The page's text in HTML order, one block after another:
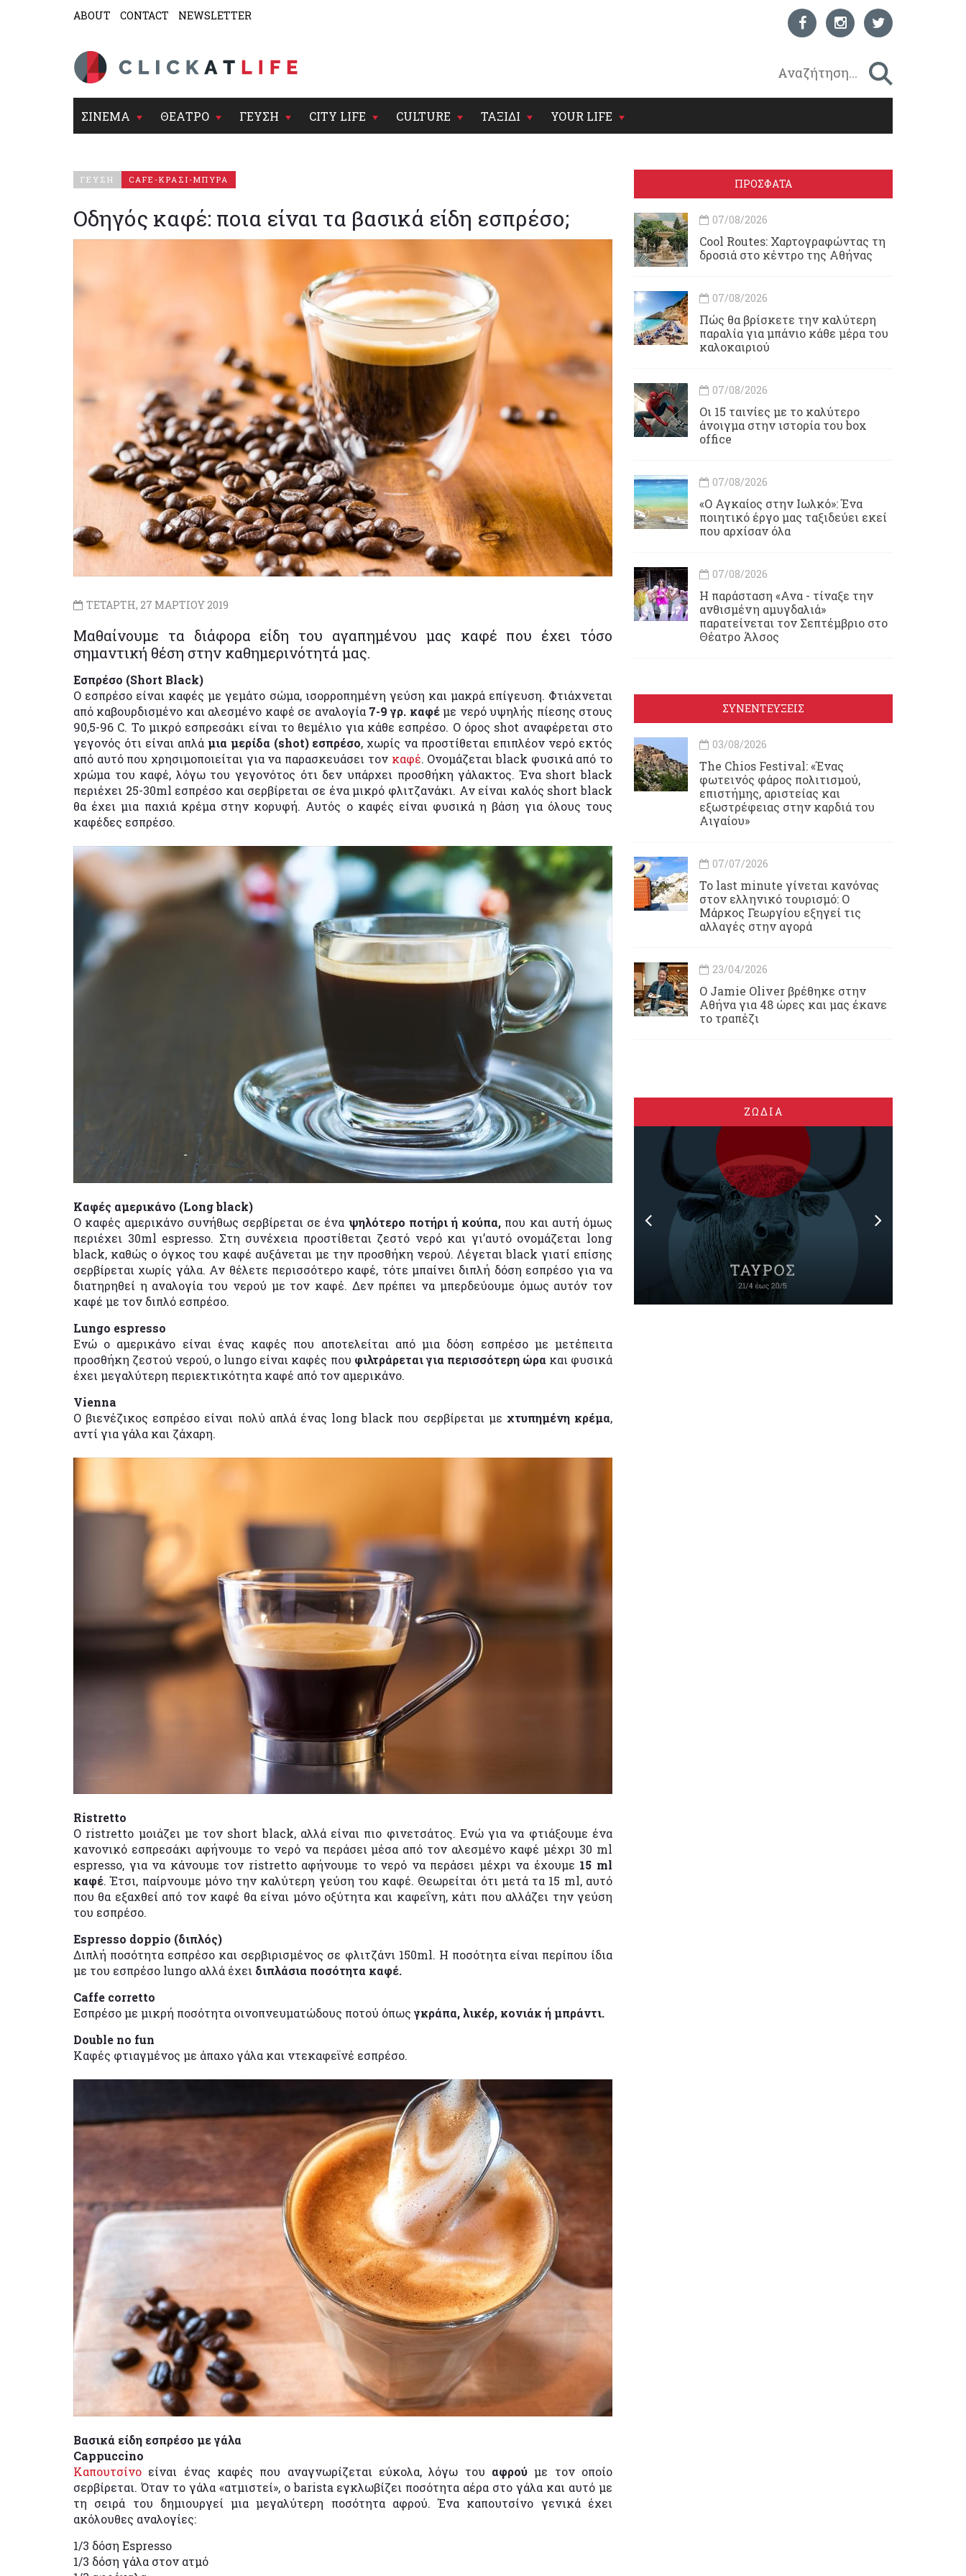
ABOUT CONTACT NEWSLETTER
ΣΙΝΕΜΑ ΘΕΑΤΡΟ ΓΕΥΣΗ CITY LIFE CULTURE ΤΑΞΙΔΙ YOUR LIFE
ΓΕΥΣΗ CAFE-ΚΡΑΣΙ-ΜΠΥΡΑ
Οδηγός καφέ: ποια είναι τα βασικά είδη εσπρέσο;
ΤΕΤΑΡΤΗ, 27 ΜΑΡΤΙΟΥ 2019
Μαθαίνουμε τα διάφορα είδη του αγαπημένου μας καφέ που έχει τόσο
σημαντική θέση στην καθημερινότητά μας.
Εσπρέσο (Short Black)
Ο εσπρέσο είναι καφές με γεμάτο σώμα, ισορροπημένη γεύση και μακρά επίγευση. Φτιάχνεται
από καβουρδισμένο και αλεσμένο καφέ σε αναλογία 7-9 γρ. καφέμε νερό υψηλής πίεσης στους
90,5-96 C. Το μικρό εσπρεσάκι είναι το θεμέλιο για κάθε εσπρέσο. Ο όρος shot αναφέρεται στο
γεγονός ότι είναι απλά μια μερίδα (shot) εσπρέσο, χωρίς να προστίθεται επιπλέον νερό εκτός
από αυτό που χρησιμοποιείται για να παρασκευάσει τον καφέ. Ονομάζεται black φυσικά από το
χρώμα του καφέ, λόγω του γεγονότος ότι δεν υπάρχει προσθήκη γάλακτος. Ένα short black
περιέχει 25-30ml εσπρέσο και σερβίρεται σε ένα μικρό φλιτζανάκι. Αν είναι καλός short black
θα έχει μια παχιά κρέμα στην κορυφή. Αυτός ο καφές είναι φυσικά η βάση για όλους τους
καφέδες εσπρέσο.
Καφές αμερικάνο (Long black)
Ο καφές αμερικάνο συνήθως σερβίρεται σε ένα ψηλότερο ποτήρι ή κούπα, που και αυτή όμως
περιέχει 30ml espresso. Στη συνέχεια προστίθεται ζεστό νερό και γι’αυτό ονομάζεται long
black, καθώς ο όγκος του καφέ αυξάνεται με την προσθήκη νερού. Λέγεται black γιατί επίσης
σερβίρεται χωρίς γάλα. Αν θέλετε περισσότερο καφέ, τότε μπαίνει διπλή δόση εσπρέσο για να
διατηρηθεί η αναλογία του νερού με τον καφέ. Δεν πρέπει να μπερδεύουμε όμως αυτόν τον
καφέ με τον διπλό εσπρέσο.
Lungo espresso
Ενώ ο αμερικάνο είναι ένας καφές που αποτελείται από μια δόση εσπρέσο με μετέπειτα
προσθήκη ζεστού νερού, ο lungo είναι καφές που φιλτράρεται για περισσότερη ώρα και φυσικά
έχει μεγαλύτερη περιεκτικότητα καφέ από τον αμερικάνο.
Vienna
Ο βιενέζικος εσπρέσο είναι πολύ απλά ένας long black που σερβίρεται με χτυπημένη κρέμα,
αντί για γάλα και ζάχαρη.
Ristretto
O ristretto μοιάζει με τον short black, αλλά είναι πιο φινετσάτος. Ενώ για να φτιάξουμε ένα
κανονικό εσπρεσάκι αφήνουμε το νερό να περάσει μέσα από τον αλεσμένο καφέ μέχρι 30 ml
espresso, για να κάνουμε τον ristretto αφήνουμε το νερό να περάσει μέχρι να έχουμε 15 ml
καφέ. Έτσι, παίρνουμε μόνο την καλύτερη γεύση του καφέ. Θεωρείται ότι μετά τα 15 ml, αυτό
που θα εξαχθεί από τον καφέ θα είναι μόνο οξύτητα και καφεΐνη, κάτι που αλλάζει την γεύση
του εσπρέσο.
Espresso doppio (διπλός)
Διπλή ποσότητα εσπρέσο και σερβιρισμένος σε φλιτζάνι 150ml. Η ποσότητα είναι περίπου ίδια
με του εσπρέσο lungo αλλά έχει διπλάσια ποσότητα καφέ.
Caffe corretto
Εσπρέσο με μικρή ποσότητα οινοπνευματώδους ποτού όπως γκράπα, λικέρ, κονιάκ ή μπράντι.
Double no fun
Καφές φτιαγμένος με άπαχο γάλα και ντεκαφεϊνέ εσπρέσο.
Βασικά είδη εσπρέσο με γάλα
Cappuccino
Kαπουτσίνο είναι ένας καφές που αναγνωρίζεται εύκολα, λόγω του αφρού με τον οποίο
σερβίρεται. Όταν το γάλα «ατμιστεί», ο barista εγκλωβίζει ποσότητα αέρα στο γάλα και αυτό με
τη σειρά του δημιουργεί μια μεγαλύτερη ποσότητα αφρού. Ένα καπουτσίνο γενικά έχει
ακόλουθες αναλογίες:
1/3 δόση Espresso
1/3 δόση γάλα στον ατμό
ΠΡΟΣΦΑΤΑ
07/08/2026
Cool Routes: Χαρτογραφώντας τη
δροσιά στο κέντρο της Αθήνας
07/08/2026
Πώς θα βρίσκετε την καλύτερη
παραλία για μπάνιο κάθε μέρα του
καλοκαιριού
07/08/2026
Οι 15 ταινίες με το καλύτερο
άνοιγμα στην ιστορία του box
office
07/08/2026
«Ο Αγκαίος στην Ιωλκό»: Ένα
ποιητικό έργο μας ταξιδεύει εκεί
που αρχίσαν όλα
07/08/2026
Η παράσταση «Ανα - τίναξε την
ανθισμένη αμυγδαλιά»
παρατείνεται τον Σεπτέμβριο στο
Θέατρο Άλσος
ΣΥΝΕΝΤΕΥΞΕΙΣ
03/08/2026
Τhe Chios Festival: «Ένας
φωτεινός φάρος πολιτισμού,
επιστήμης, αριστείας και
εξωστρέφειας στην καρδιά του
Αιγαίου»
07/07/2026
Το last minute γίνεται κανόνας
στον ελληνικό τουρισμό: Ο
Μάρκος Γεωργίου εξηγεί τις
αλλαγές στην αγορά
23/04/2026
Ο Jamie Oliver βρέθηκε στην
Αθήνα για 48 ώρες και μας έκανε
το τραπέζι
ΖΩΔΙΑ